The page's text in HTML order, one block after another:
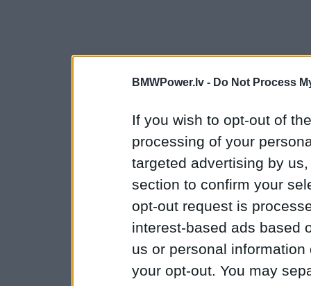
BMWPower.lv - Do Not Process
If you wish to opt-out of
processing of your
targeted advertising by
section to confirm your
opt-out request is
interest-based ads based
us or personal
your opt-out. You may